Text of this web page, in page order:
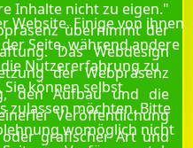
Inhalte nicht zu eigen."
übernimmt der
Das Webdesign
der Webpräsenz
den Aufbau und die
Veröffentlichung
grafischer Art und
Website. Einige von ihnen
Seite, während andere
Nutzererfahrung zu
Sie können selbst
zulassen möchten. Bitte
womöglich nicht